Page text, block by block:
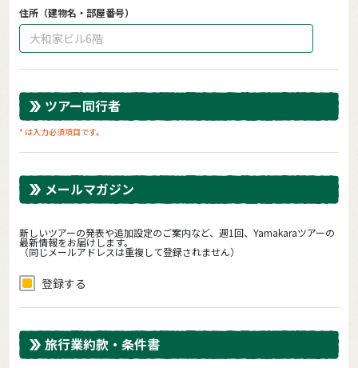
住所（建物名・部屋番号）
ツアー同行者
* は入力必須項目です。
メールマガジン
新しいツアーの発表や追加設定のご案内など、週1回、Yamakaraツアーの
最新情報をお届けします。
（同じメールアドレスは重複して登録されません）
登録する
旅行業約款・条件書